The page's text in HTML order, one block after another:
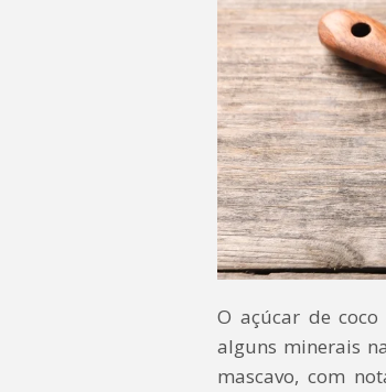
O açúcar de
alguns minerais
mascavo, com